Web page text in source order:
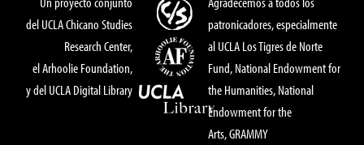
del UCLA Chicano Studies
Research Center,
el Arhoolie Foundation,
y del UCLA Digital Library
patronicadores, especialmente
al UCLA Los Tigres de Norte
Fund, National Endowment for
the Humanities, National
Endowment for the
Arts, GRAMMY